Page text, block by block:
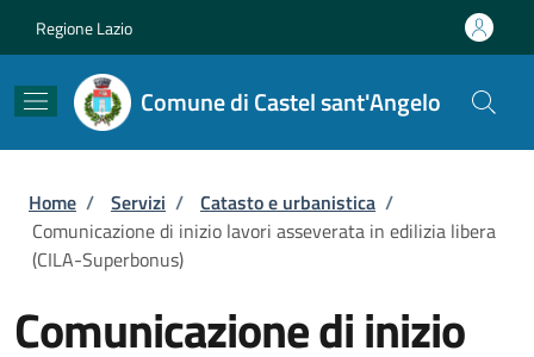
Regione Lazio
Comune di Castel sant'Angelo
Briciole di pane
Home / Servizi / Catasto e urbanistica /
Comunicazione di inizio lavori asseverata in edilizia libera
(CILA-Superbonus)
Comunicazione di inizio